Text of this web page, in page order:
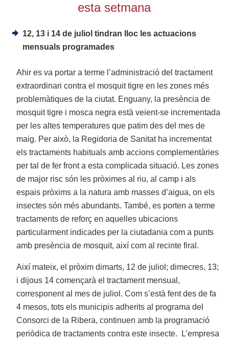
esta setmana
12, 13 i 14 de juliol tindran lloc les actuacions
mensuals programades
Ahir es va portar a terme l’administració del tractament
extraordinari contra el mosquit tigre en les zones més
problemàtiques de la ciutat. Enguany, la presència de
mosquit tigre i mosca negra està veient-se incrementada
per les altes temperatures que patim des del mes de
maig. Per això, la Regidoria de Sanitat ha incrementat
els tractaments habituals amb accions complementàries
per tal de fer front a esta complicada situació. Les zones
de major risc són les pròximes al riu, al camp i als
espais pròxims a la natura amb masses d’aigua, on els
insectes són més abundants. També, es porten a terme
tractaments de reforç en aquelles ubicacions
particularment indicades per la ciutadania com a punts
amb presència de mosquit, així com al recinte firal.
Així mateix, el pròxim dimarts, 12 de juliol; dimecres, 13;
i dijous 14 començarà el tractament mensual,
corresponent al mes de juliol. Com s’està fent des de fa
4 mesos, tots els municipis adherits al programa del
Consorci de la Ribera, continuen amb la programació
periòdica de tractaments contra este insecte. L’empresa